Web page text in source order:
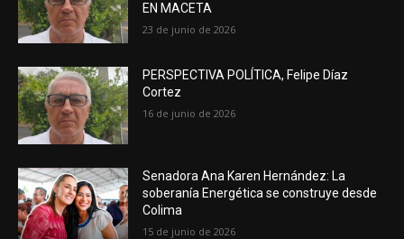
EN MACETA
23 de junio de 2026
PERSPECTIVA POLÍTICA, Felipe Díaz
Cortez
16 de junio de 2026
Senadora Ana Karen Hernández: La
soberanía Energética se construye desde
Colima
15 de junio de 2026